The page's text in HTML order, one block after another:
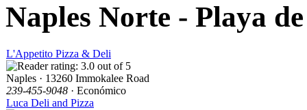
Naples Norte - Playa
L'Appetito Pizza & Deli
Naples · 13260 Immokalee Road
239-455-9048 · Económico
Luca Deli and Pizza